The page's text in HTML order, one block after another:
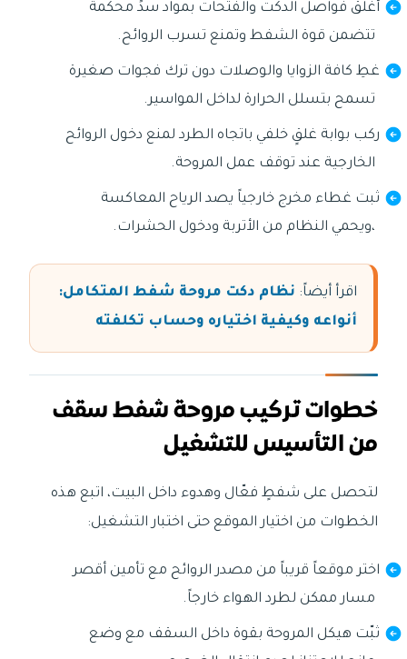
أغلق فواصل الدكت والفتحات بمواد سدٍّ محكمة
تتضمن قوة الشفط وتمنع تسرب الروائح.
غطِ كافة الزوايا والوصلات دون ترك فجوات صغيرة
تسمح بتسلل الحرارة لداخل المواسير.
ركب بوابة غلقٍ خلفي باتجاه الطرد لمنع دخول الروائح
الخارجية عند توقف عمل المروحة.
ثبت غطاء مخرج خارجياً يصد الرياح المعاكسة
،ويحمي النظام من الأتربة ودخول الحشرات.
اقرأ أيضاً: نظام دكت مروحة شفط المتكامل:
أنواعه وكيفية اختياره وحساب تكلفته
خطوات تركيب مروحة شفط سقف
من التأسيس للتشغيل
لتحصل على شفطٍ فعّال وهدوء داخل البيت، اتبع هذه
الخطوات من اختيار الموقع حتى اختبار التشغيل:
اختر موقعاً قريباً من مصدر الروائح مع تأمين أقصر
مسار ممكن لطرد الهواء خارجاً.
ثبّت هيكل المروحة بقوة داخل السقف مع وضع